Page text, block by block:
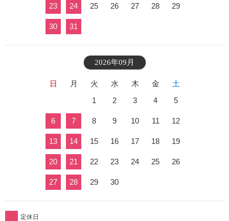
23 24 25 26 27 28 29
30 31
2026年09月
日 月 火 水 木 金
土
1
2 3 4 5
6 7 8 9 10 11 12
13 14 15 16 17 18 19
20 21 22 23 24 25 26
27 28 29 30
定休日